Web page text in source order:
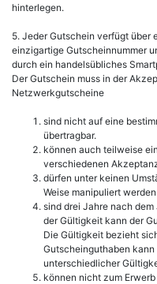
hinterlegen.
5. Jeder Gutschein verfügt über
einzigartige Gutscheinnummer
durch ein handelsübliches
Der Gutschein muss in der
Netzwerkgutscheine
sind nicht auf eine
übertragbar.
können auch teilweise
verschiedenen
dürfen unter keinen
Weise manipuliert
sind drei Jahre nach
der Gültigkeit kann der
Die Gültigkeit bezieht
Gutscheinguthaben
unterschiedlicher
können nicht zum